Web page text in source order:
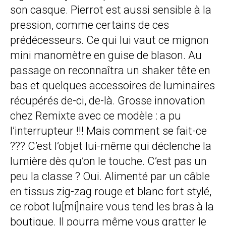
son casque. Pierrot est aussi sensible à la
pression, comme certains de ces
prédécesseurs. Ce qui lui vaut ce mignon
mini manomètre en guise de blason. Au
passage on reconnaîtra un shaker tête en
bas et quelques accessoires de luminaires
récupérés de-ci, de-là. Grosse innovation
chez Remixte avec ce modèle : a pu
l’interrupteur !!! Mais comment se fait-ce
??? C’est l’objet lui-même qui déclenche la
lumière dès qu’on le touche. C’est pas un
peu la classe ? Oui. Alimenté par un câble
en tissus zig-zag rouge et blanc fort stylé,
ce robot lu[mi]naire vous tend les bras à la
boutique. Il pourra même vous gratter le